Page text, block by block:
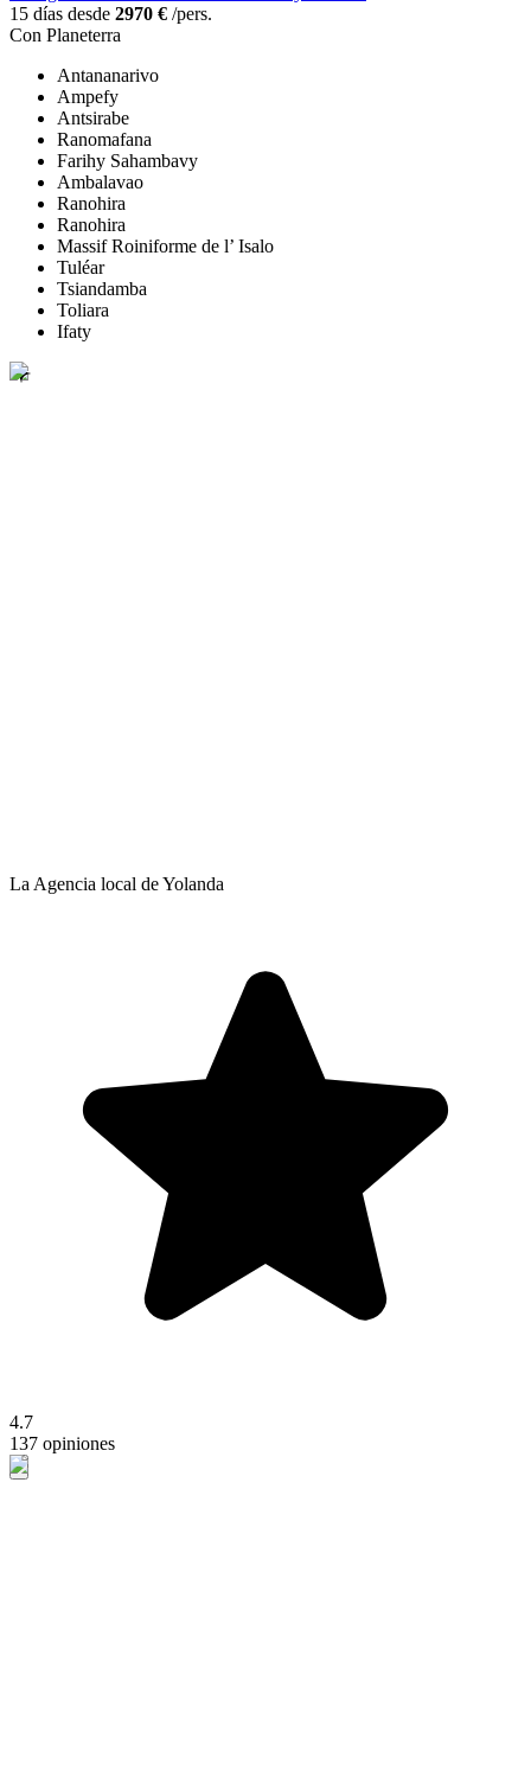
15 días desde 2970 € /pers.
Con Planeterra
Antananarivo
Ampefy
Antsirabe
Ranomafana
Farihy Sahambavy
Ambalavao
Ranohira
Ranohira
Massif Roiniforme de l’ Isalo
Tuléar
Tsiandamba
Toliara
Ifaty
La Agencia local de Yolanda
4.7
137 opiniones